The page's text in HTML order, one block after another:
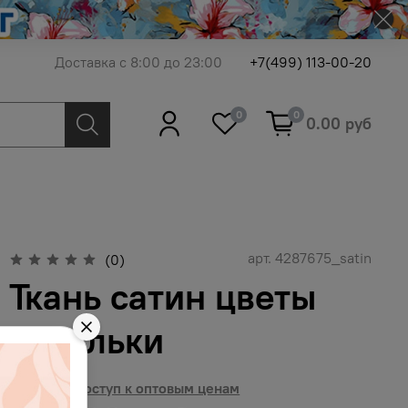
Доставка с 8:00 до 23:00 +7(499) 113-00-20
0 0 0.00 руб
(0) арт. 4287675_satin
Ткань сатин цветы
васильки
Получить доступ к оптовым ценам